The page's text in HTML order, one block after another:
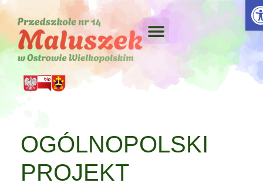
OGÓLNOPOLSKI
PROJEKT